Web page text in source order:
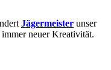
Jägermeister unser
neuer Kreativität.